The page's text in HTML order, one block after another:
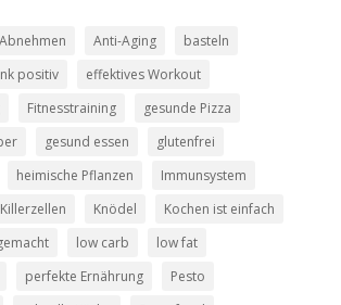
Abnehmen Anti-Aging
basteln
positiv
effektives Workout
Fitnesstraining
gesunde Pizza
gesund essen
glutenfrei
heimische Pflanzen
Immunsystem
Killerzellen Knödel
Kochen ist einfach
low carb
low fat
perfekte Ernährung
Pesto